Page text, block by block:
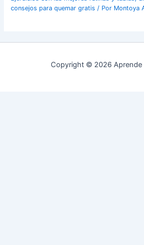
consejos para quemar gratis / Por Montoya
Copyright © 2026 Aprende